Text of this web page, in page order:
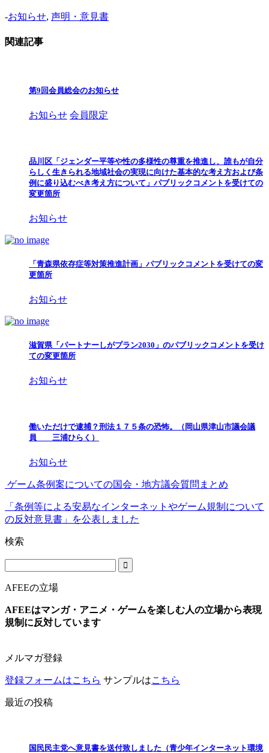
-お知らせ, 声明・意見書
関連記事
第9回会員総会のお知らせ
お知らせ 会員限定
品川区「ジェンダー平等や性の多様性の尊重を推進し、誰もが自分
らしく生きられる地域社会の実現に向けた基本的な考え方および条
例に盛り込むべき考え方について」パブリックコメントを受けての
変更箇所
お知らせ
「青森県依存症等対策推進計画」パブリックコメントを受けての変
更箇所
お知らせ
滋賀県「パートナーしがプラン2030」のパブリックコメントを受け
ての変更箇所
お知らせ
働いただけで逮捕？刑法１７５条の恐怖。（岡山県津山市議会議
員 三浦ひらく）
お知らせ
ゲーム条例案についての国会・地方議会質問まとめ
「条例等による安易なインターネットやゲーム規制について
の反対意見書」を公表しました
検索
AFEEの立場
AFEEはマンガ・アニメ・ゲームを楽しむ人の立場から表現
規制に反対しています
メルマガ登録
登録フォームはこちら サンプルはこちら
最近の投稿
国民民主党へ意見書を送付致しました（青少年インターネット環境